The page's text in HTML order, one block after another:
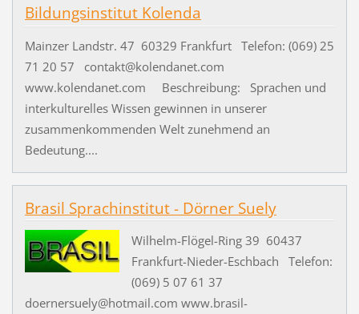
Bildungsinstitut Kolenda
Mainzer Landstr. 47 60329 Frankfurt Telefon: (069) 25
71 20 57 contakt@kolendanet.com
www.kolendanet.com Beschreibung: Sprachen und
interkulturelles Wissen gewinnen in unserer
zusammenkommenden Welt zunehmend an
Bedeutung....
Brasil Sprachinstitut - Dörner Suely
Wilhelm-Flögel-Ring 39 60437
Frankfurt-Nieder-Eschbach Telefon:
(069) 5 07 61 37
doernersuely@hotmail.com www.brasil-